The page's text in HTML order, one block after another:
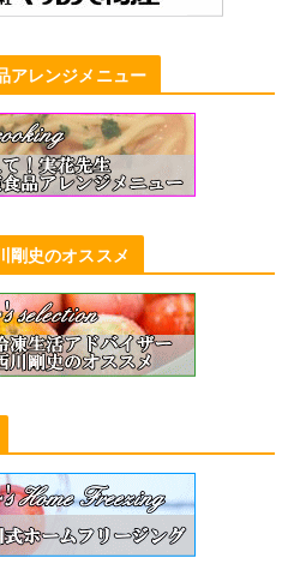
レンジメニュー
史のオススメ